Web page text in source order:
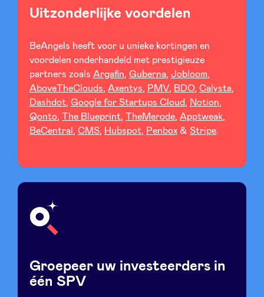
Uitzonderlijke voordelen
BeAngels heeft voor u unieke kortingen en
voordelen onderhandeld met prestigieuze
partners zoals Argafin, Guberna, Jobloom,
AboveTheClouds, Axentys, PMV, BDO, Calysta,
Dashdot, Google for Startups Cloud, Notion,
Qonto, The Blueprint, TheMerode, Apptweak,
BeCentral , CMS, Hubspot, Penbox& Stripe.
Groepeer uw investeerders in
één SPV